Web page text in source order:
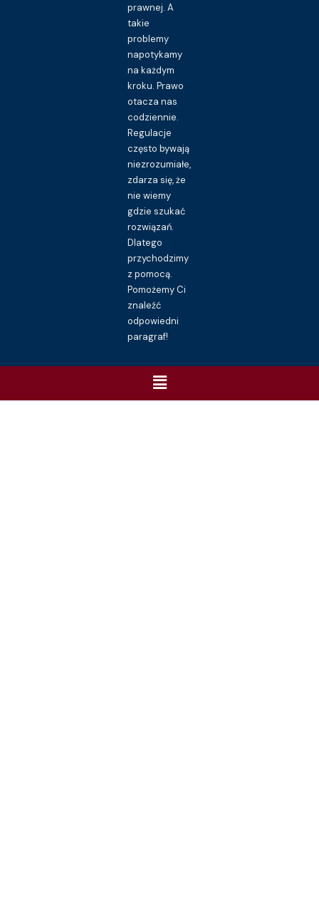
prawnej. A
takie
problemy
napotykamy
na każdym
kroku. Prawo
otacza nas
codziennie.
Regulacje
często bywają
niezrozumiałe,
zdarza się, że
nie wiemy
gdzie szukać
rozwiązań.
Dlatego
przychodzimy
z pomocą.
Pomożemy Ci
znaleźć
odpowiedni
paragraf!
Menu